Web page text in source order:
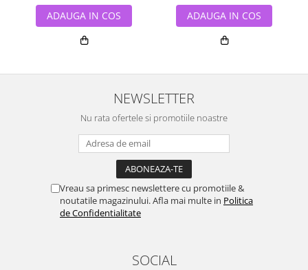
ADAUGA IN COS ADAUGA IN COS
NEWSLETTER
Nu rata ofertele si promotiile noastre
Vreau sa primesc newslettere cu promotiile &
noutatile magazinului. Afla mai multe in Politica
de Confidentialitate
SOCIAL